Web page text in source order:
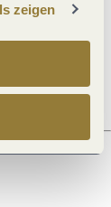
zeigen